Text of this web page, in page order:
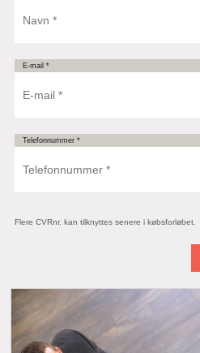
E-mail *
Telefonnummer *
Flere CVRnr. kan tilknyttes senere i købsforløbet.